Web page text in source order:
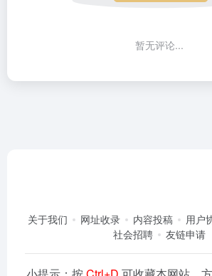
暂无评论...
关于我们 网址收录 内容投稿 用户
社会招聘
友链申请